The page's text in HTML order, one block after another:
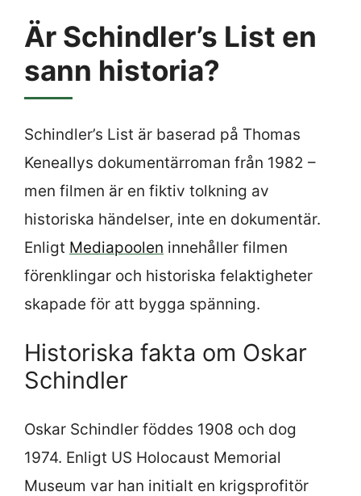
Är Schindler’s List en
sann historia?
Schindler’s List är baserad på Thomas
Keneallys dokumentärroman från 1982 –
men filmen är en fiktiv tolkning av
historiska händelser, inte en dokumentär.
Enligt Mediapoolen innehåller filmen
förenklingar och historiska felaktigheter
skapade för att bygga spänning.
Historiska fakta om Oskar
Schindler
Oskar Schindler föddes 1908 och dog
1974. Enligt US Holocaust Memorial
Museum var han initialt en krigsprofitör